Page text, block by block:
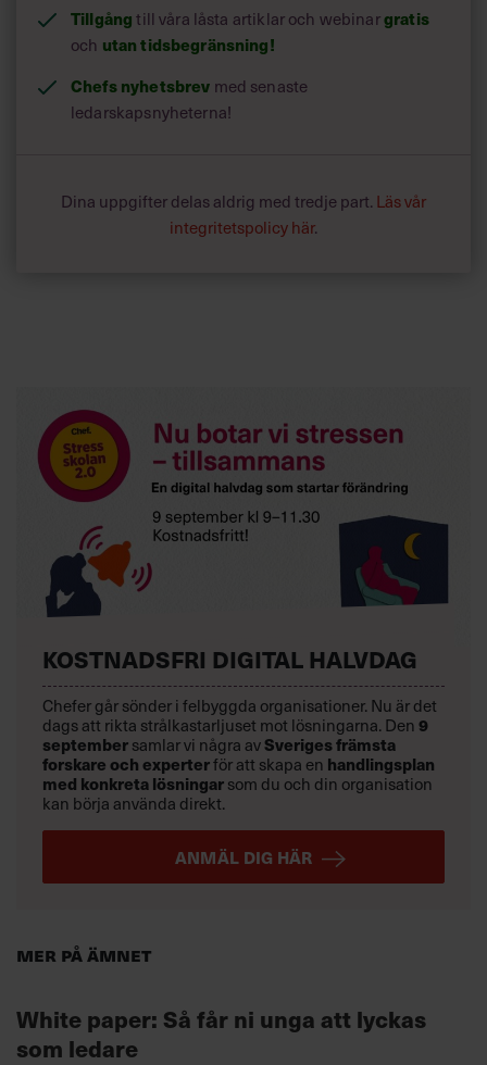
Tillgångtill våra låsta artiklar och webinargratis
och utan tidsbegränsning!
Chefs nyhetsbrev med senaste
ledarskapsnyheterna!
Dina uppgifter delas aldrig med tredje part. Läs vår
integritetspolicy här.
Mer på ämnet
White paper: Så får ni unga att lyckas
som ledare
KOSTNADSFRI DIGITAL HALVDAG
Chefer går sönder i felbyggda organisationer. Nu är det
dags att rikta strålkastarljuset mot lösningarna. Den9
septembersamlar vi några avSveriges främsta
forskare och experterför att skapa en handlingsplan
med konkreta lösningarsom du och din organisation
kan börja använda direkt.
ANMÄL DIG HÄR